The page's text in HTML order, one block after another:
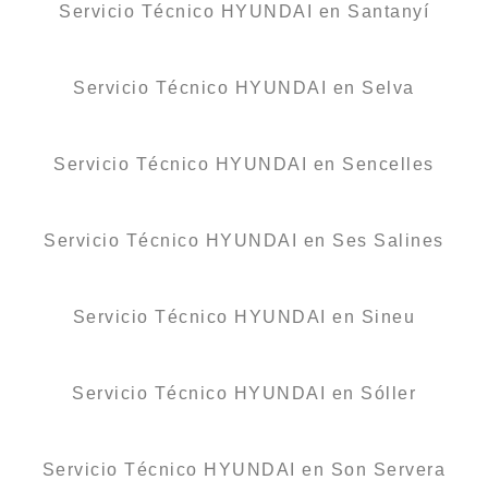
Servicio Técnico HYUNDAI en Santanyí
Servicio Técnico HYUNDAI en Selva
Servicio Técnico HYUNDAI en Sencelles
Servicio Técnico HYUNDAI en Ses Salines
Servicio Técnico HYUNDAI en Sineu
Servicio Técnico HYUNDAI en Sóller
Servicio Técnico HYUNDAI en Son Servera